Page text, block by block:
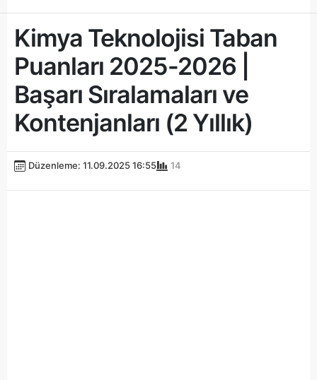
Kimya Teknolojisi Taban
Puanları 2025-2026 |
Başarı Sıralamaları ve
Kontenjanları (2 Yıllık)
Düzenleme: 11.09.2025 16:55 14